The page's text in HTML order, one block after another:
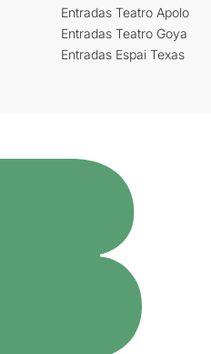
Entradas Teatro Apolo
Entradas Teatro Goya
Entradas Espai Texas